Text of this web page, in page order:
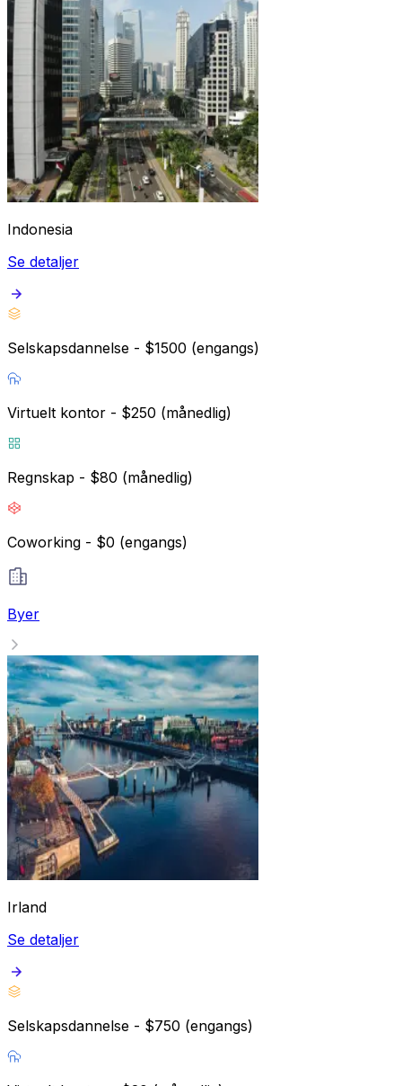
Indonesia
Se detaljer
Selskapsdannelse - $1500 (engangs)
Virtuelt kontor - $250 (månedlig)
Regnskap - $80 (månedlig)
Coworking - $0 (engangs)
Byer
Irland
Se detaljer
Selskapsdannelse - $750 (engangs)